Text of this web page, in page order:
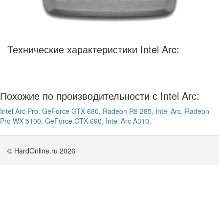
Технические характеристики Intel Arc:
Похожие по производительности с Intel Arc:
Intel Arc Pro, GeForce GTX 680, Radeon R9 285, Intel Arc, Radeon
Pro WX 5100, GeForce GTX 690, Intel Arc A310,
© HardOnline.ru 2026